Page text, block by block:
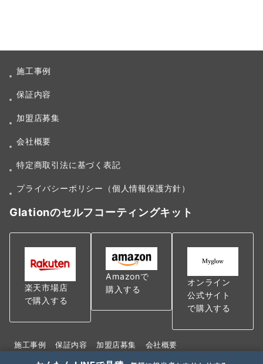
施工事例
保証内容
加盟店募集
会社概要
特定商取引法に基づく表記
プライバシーポリシー（個人情報保護方針）
Glationのセルフコーティングキット
楽天市場店
で購入する
Amazonで
購入する
オンライン
公式サイト
で購入する
施工事例 保証内容 加盟店募集
会社概要
特定商取引法に基づく表記